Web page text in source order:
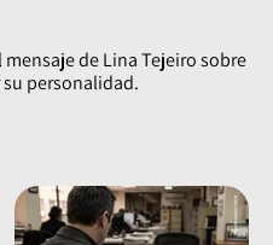
de Lina Tejeiro sobre
personalidad.